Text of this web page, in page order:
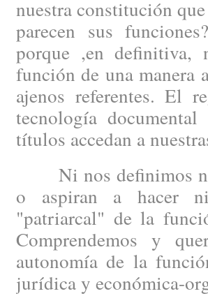
nuestra constitución
parecen sus
porque ,en definitiva,
función de una manera
ajenos referentes. El
tecnología
títulos accedan a
Ni nos definimos
o aspiran a hacer
"patriarcal" de la
Comprendemos y
autonomía de la
jurídica y económica-